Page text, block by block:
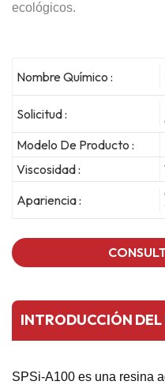
ecológicos.
Nombre Químico :
Solicitud :
Modelo De Producto :
Viscosidad :
Apariencia :
INTRODUCCIÓN
SPSi-A100 es una resina